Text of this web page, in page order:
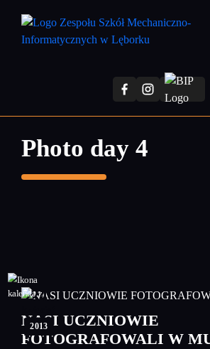
treści
Photo day 4
24
2013
NASI UCZNIOWIE
FOTOGRAFOWALI W